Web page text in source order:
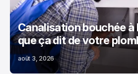
Canalisation bouchée à
que ça dit de votre
août 3, 2026